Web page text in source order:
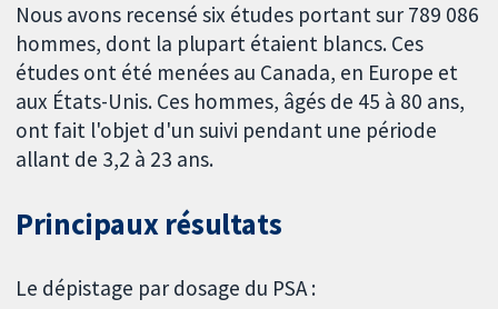
Nous avons recensé six études portant sur 789 086
hommes, dont la plupart étaient blancs. Ces
études ont été menées au Canada, en Europe et
aux États-Unis. Ces hommes, âgés de 45 à 80 ans,
ont fait l'objet d'un suivi pendant une période
allant de 3,2 à 23 ans.
Principaux résultats
Le dépistage par dosage du PSA :